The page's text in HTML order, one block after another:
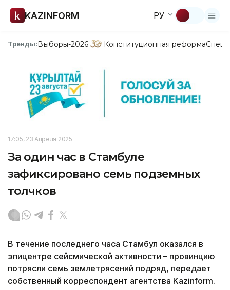
KAZINFORM РУ
Тренды:Выборы-2026 Конституционная реформа
17:05, 23 Апреля 2025
За один час в Стамбуле
зафиксировано семь подземных
толчков
В течение последнего часа Стамбул оказался в
эпицентре сейсмической активности – провинцию
потрясли семь землетрясений подряд, передает
собственный корреспондент агентства Kazinform.